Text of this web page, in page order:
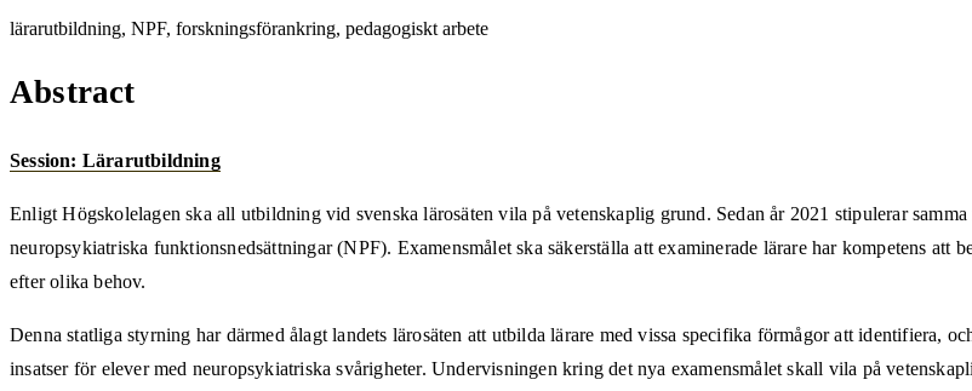
lärarutbildning, NPF, forskningsförankring, pedagogiskt arbete
Abstract
Session: Lärarutbildning
Enligt Högskolelagen ska all utbildning vid svenska lärosäten vila på vetenskaplig grund. Sedan år 2021 stipulerar
neuropsykiatriska funktionsnedsättningar (NPF). Examensmålet ska säkerställa att examinerade lärare har kompetens att
efter olika behov.
Denna statliga styrning har därmed ålagt landets lärosäten att utbilda lärare med vissa specifika förmågor att identifiera,
insatser för elever med neuropsykiatriska svårigheter. Undervisningen kring det nya examensmålet skall vila på